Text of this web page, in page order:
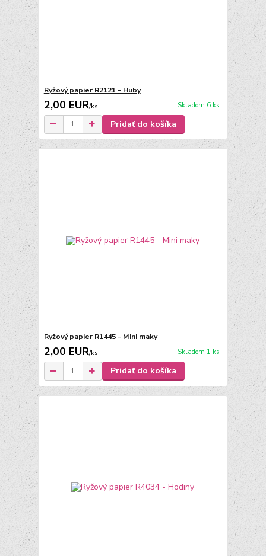
Ryžový papier R2121 - Huby
2,00 EUR/ks Skladom 6 ks
Pridať do košíka
Ryžový papier R1445 - Mini maky
2,00 EUR/ks Skladom 1 ks
Pridať do košíka